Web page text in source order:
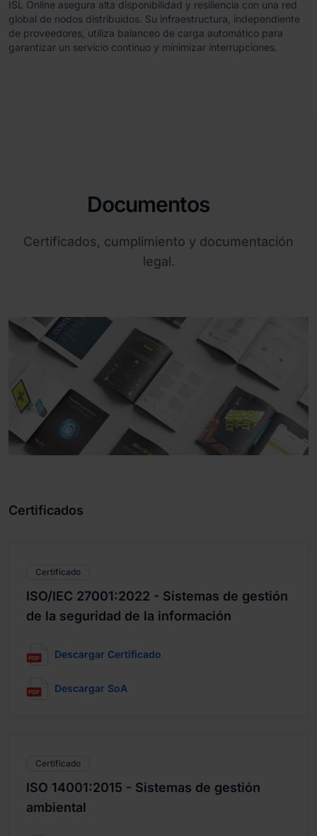
ISL Online asegura alta disponibilidad y resiliencia con una red
global de nodos distribuidos. Su infraestructura, independiente
de proveedores, utiliza balanceo de carga automático para
garantizar un servicio continuo y minimizar interrupciones.
Documentos
Certificados, cumplimiento y documentación
legal.
Certificados
Certificado
ISO/IEC 27001:2022 - Sistemas de gestión
de la seguridad de la información
Descargar Certificado
Descargar SoA
Certificado
ISO 14001:2015 - Sistemas de gestión
ambiental